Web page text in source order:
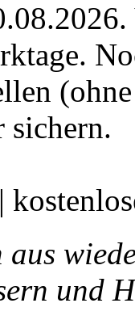
sichern.
aus
und